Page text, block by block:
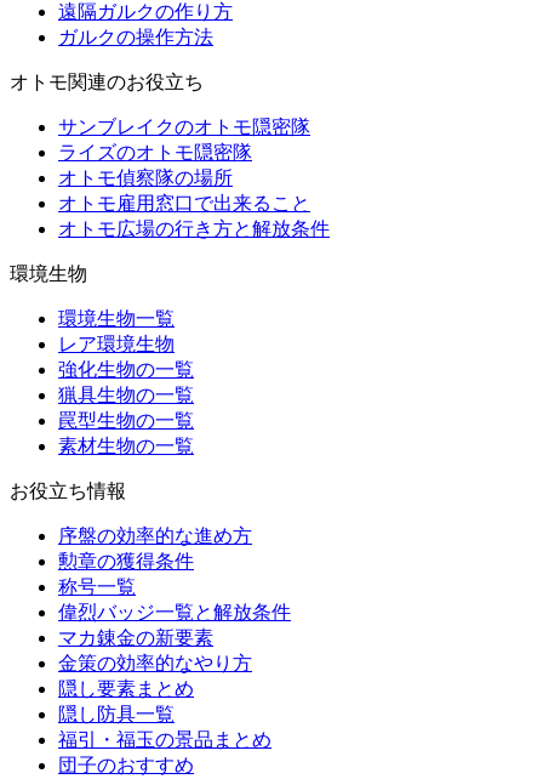
遠隔ガルクの作り方
ガルクの操作方法
オトモ関連のお役立ち
サンブレイクのオトモ隠密隊
ライズのオトモ隠密隊
オトモ偵察隊の場所
オトモ雇用窓口で出来ること
オトモ広場の行き方と解放条件
環境生物
環境生物一覧
レア環境生物
強化生物の一覧
猟具生物の一覧
罠型生物の一覧
素材生物の一覧
お役立ち情報
序盤の効率的な進め方
勲章の獲得条件
称号一覧
偉烈バッジ一覧と解放条件
マカ錬金の新要素
金策の効率的なやり方
隠し要素まとめ
隠し防具一覧
福引・福玉の景品まとめ
団子のおすすめ